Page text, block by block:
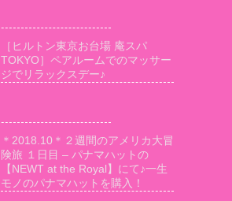
［ヒルトン東京お台場 庵スパ
TOKYO］ペアルームでのマッサー
ジでリラックスデー♪
＊2018.10＊２週間のアメリカ大冒
険旅 １日目 – パナマハットの
【NEWT at the Royal】にて♪一生
モノのパナマハットを購入！